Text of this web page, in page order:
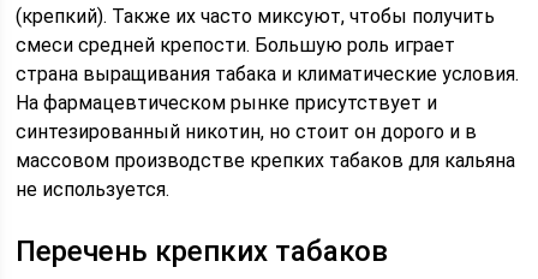
(крепкий). Также их часто миксуют, чтобы получить
смеси средней крепости. Большую роль играет
страна выращивания табака и климатические условия.
На фармацевтическом рынке присутствует и
синтезированный никотин, но стоит он дорого и в
массовом производстве крепких табаков для кальяна
не используется.
Перечень крепких табаков